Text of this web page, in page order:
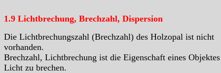
1.9 Lichtbrechung, Brechzahl, Dispersion
Die Lichtbrechungszahl (Brechzahl) des Holzopal ist nicht
vorhanden.
Brechzahl, Lichtbrechung ist die Eigenschaft eines Objektes
Licht zu brechen.